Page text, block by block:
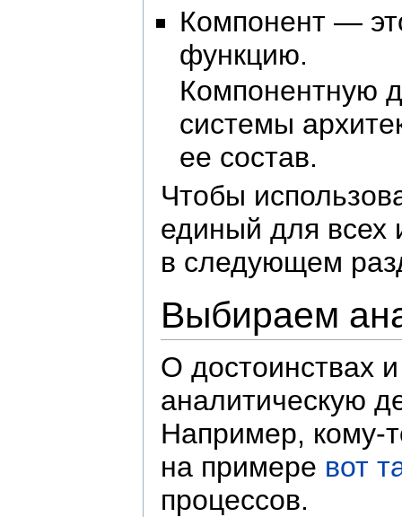
Компонент —
функцию.
Компонентную
системы
ее состав.
Чтобы
единый для
в следующем
Выбираем
О достоинствах
аналитическую
Например, кому-
на примере вот
процессов.